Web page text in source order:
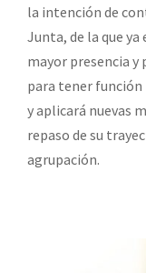
la intención de
Junta, de la que
mayor presencia
para tener
y aplicará nuevas
repaso de su
agrupación.